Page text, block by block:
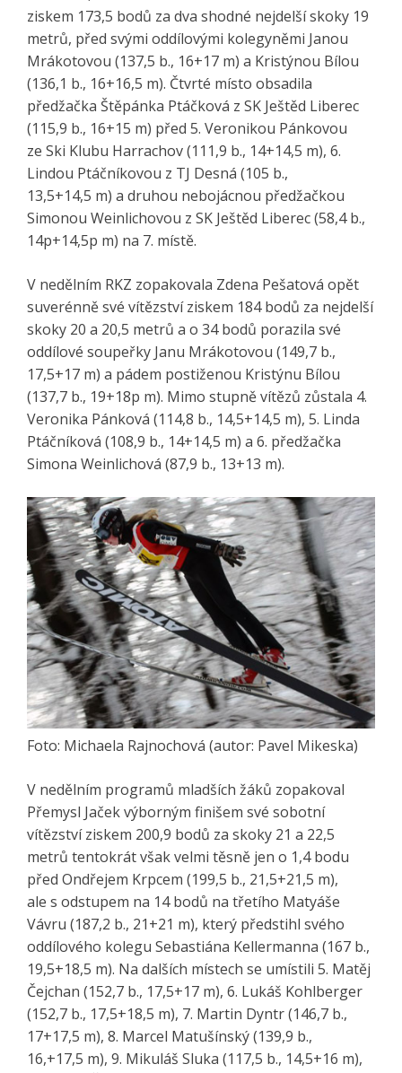
ziskem 173,5 bodů za dva shodné nejdelší skoky 19
metrů, před svými oddílovými kolegyněmi Janou
Mrákotovou (137,5 b., 16+17 m) a Kristýnou Bílou
(136,1 b., 16+16,5 m). Čtvrté místo obsadila
předžačka Štěpánka Ptáčková z SK Ještěd Liberec
(115,9 b., 16+15 m) před 5. Veronikou Pánkovou
ze Ski Klubu Harrachov (111,9 b., 14+14,5 m), 6.
Lindou Ptáčníkovou z TJ Desná (105 b.,
13,5+14,5 m) a druhou nebojácnou předžačkou
Simonou Weinlichovou z SK Ještěd Liberec (58,4 b.,
14p+14,5p m) na 7. místě.
V nedělním RKZ zopakovala Zdena Pešatová opět
suverénně své vítězství ziskem 184 bodů za nejdelší
skoky 20 a 20,5 metrů a o 34 bodů porazila své
oddílové soupeřky Janu Mrákotovou (149,7 b.,
17,5+17 m) a pádem postiženou Kristýnu Bílou
(137,7 b., 19+18p m). Mimo stupně vítězů zůstala 4.
Veronika Pánková (114,8 b., 14,5+14,5 m), 5. Linda
Ptáčníková (108,9 b., 14+14,5 m) a 6. předžačka
Simona Weinlichová (87,9 b., 13+13 m).
Foto: Michaela Rajnochová (autor: Pavel Mikeska)
V nedělním programů mladších žáků zopakoval
Přemysl Jaček výborným finišem své sobotní
vítězství ziskem 200,9 bodů za skoky 21 a 22,5
metrů tentokrát však velmi těsně jen o 1,4 bodu
před Ondřejem Krpcem (199,5 b., 21,5+21,5 m),
ale s odstupem na 14 bodů na třetího Matyáše
Vávru (187,2 b., 21+21 m), který předstihl svého
oddílového kolegu Sebastiána Kellermanna (167 b.,
19,5+18,5 m). Na dalších místech se umístili 5. Matěj
Čejchan (152,7 b., 17,5+17 m), 6. Lukáš Kohlberger
(152,7 b., 17,5+18,5 m), 7. Martin Dyntr (146,7 b.,
17+17,5 m), 8. Marcel Matušínský (139,9 b.,
16,+17,5 m), 9. Mikuláš Sluka (117,5 b., 14,5+16 m),